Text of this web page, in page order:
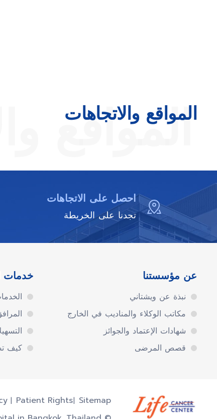
المواقع
المواقع والاتجاهات
احصل على الاتجاهات
تجدنا على الخريطة
عن مؤسستنا
نبذة عن ويشتاني
مكاتب الوكلاء والمناديب في الخارج
شهادات الإعتماد والجوائز
قصص المرضى
خدمات
كيف
Sitemap
Patient Rights